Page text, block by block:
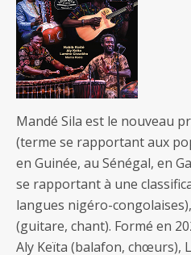
Mandé Sila est le nouveau
(terme se rapportant aux
en Guinée, au Sénégal, en
se rapportant à une
langues nigéro-
(guitare, chant). Formé en
Aly Keïta (balafon, chœurs),